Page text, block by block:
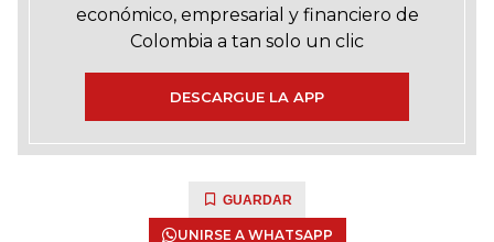
económico, empresarial y financiero de
Colombia a tan solo un clic
DESCARGUE LA APP
GUARDAR
UNIRSE A WHATSAPP